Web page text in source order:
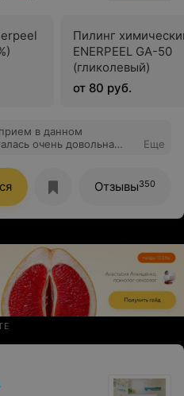
Пилинг
ENERPEEL GA-50
(гликолевый)
от 80 руб.
в данном
очень довольна
Еще
Отзывы350